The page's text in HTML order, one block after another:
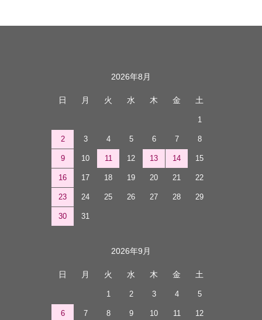
2026年8月
日 月 火 水 木 金 土
1
2 3 4 5 6 7 8
9 10 11 12 13 14 15
16 17 18 19 20 21 22
23 24 25 26 27 28 29
30 31
2026年9月
日 月 火 水 木 金 土
1 2 3 4 5
6 7 8 9 10 11 12